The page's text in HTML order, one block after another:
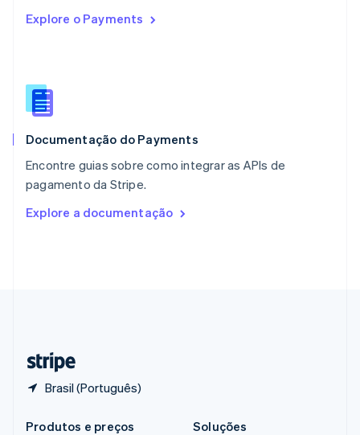
Explore o Payments
Documentação do Payments
Encontre guias sobre como integrar as APIs de
pagamento da Stripe.
Explore a documentação
Brasil (Português)
NederlandsEnglish
Português
RAE de Hong Kong, China
Reino Unido
República Tcheca
English
English
Produtos e preços
Soluções